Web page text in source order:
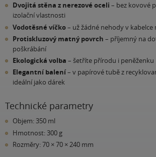
Dvojitá stěna z nerezové oceli – bez kovové
izolační vlastnosti
Vodotěsné víčko– už žádné nehody v
Protiskluzový matný povrch – příjemný na
poškrábání
Ekologická volba – šetříte přírodu i peněženku
Elegantní balení– v papírové tubě z
ideální jako dárek
Technické parametry
Objem: 350 ml
Hmotnost: 300 g
Rozměry: 70 × 70 × 240 mm